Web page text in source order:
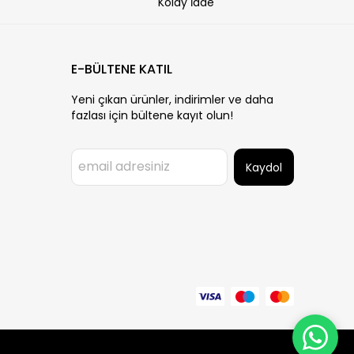
E-BÜLTENE KATIL
Yeni çıkan ürünler, indirimler ve daha
fazlası için bültene kayıt olun!
Kaydol